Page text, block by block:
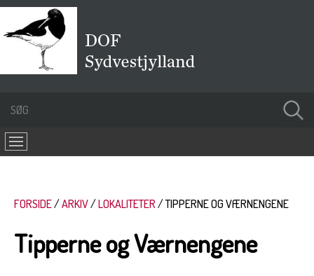
FORSIDE ARKIV LOKALITETER TIPPERNE OG VÆRNENGENE
Tipperne og Værnengene